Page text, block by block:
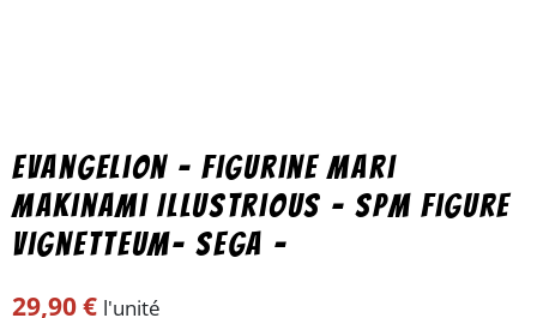
Evangelion – Figurine Mari
Makinami Illustrious – SPM Figure
Vignetteum- SEGA –
29,90€ l'unité